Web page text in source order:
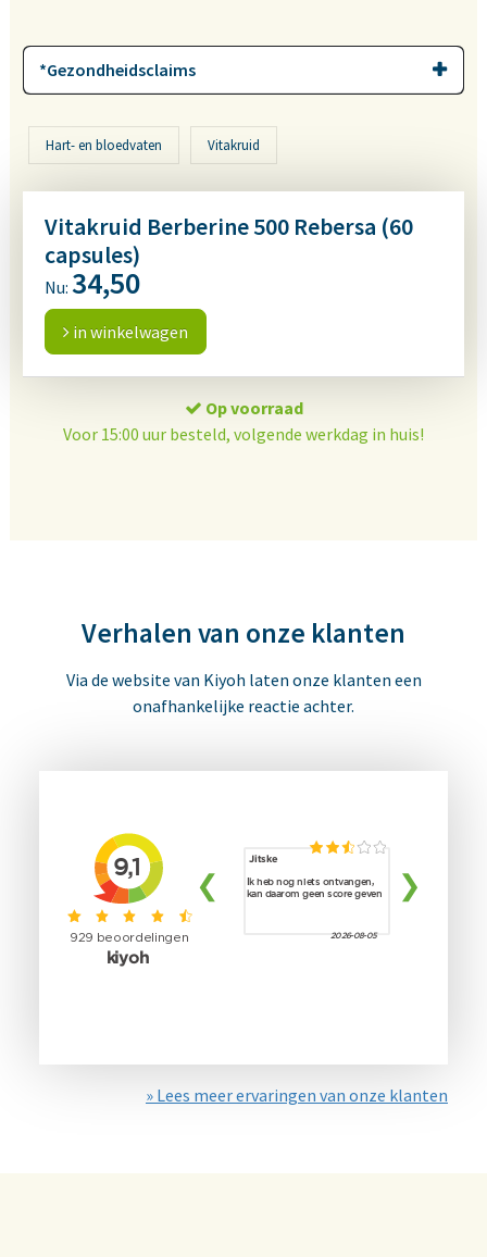
*Gezondheidsclaims
Hart- en bloedvaten Vitakruid
Vitakruid Berberine 500 Rebersa (60
capsules)
Nu: 34,50
in winkelwagen
Op voorraad
Voor 15:00 uur besteld, volgende werkdag in huis!
Verhalen van onze klanten
Via de website van Kiyoh laten onze klanten een
onafhankelijke reactie achter.
» Lees meer ervaringen van onze klanten